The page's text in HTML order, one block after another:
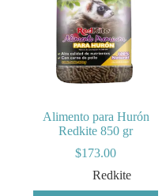
Alimento para Hurón
Redkite 850 gr
$173.00
Redkite